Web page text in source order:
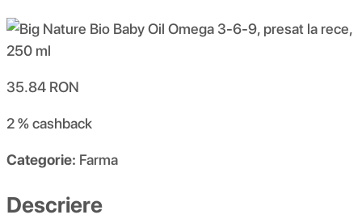
35.84 RON
2 %cashback
Categorie: Farma
Descriere